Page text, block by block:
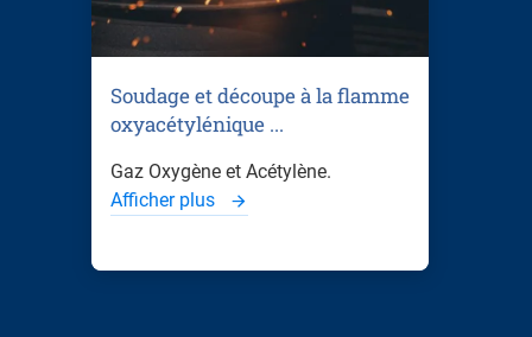
Soudage et découpe à la flamme
oxyacétylénique ...
Gaz Oxygène et Acétylène.
Afficher plus